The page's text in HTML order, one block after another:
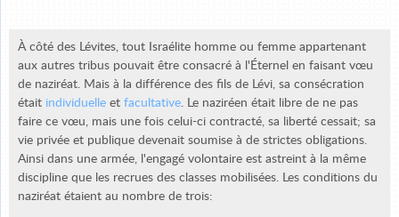
À côté des Lévites, tout Israélite homme ou femme appartenant
aux autres tribus pouvait être consacré à l'Éternel en faisant vœu
de naziréat. Mais à la différence des fils de Lévi, sa consécration
était individuelle et facultative. Le naziréen était libre de ne pas
faire ce vœu, mais une fois celui-ci contracté, sa liberté cessait; sa
vie privée et publique devenait soumise à de strictes obligations.
Ainsi dans une armée, l'engagé volontaire est astreint à la même
discipline que les recrues des classes mobilisées. Les conditions du
naziréat étaient au nombre de trois: